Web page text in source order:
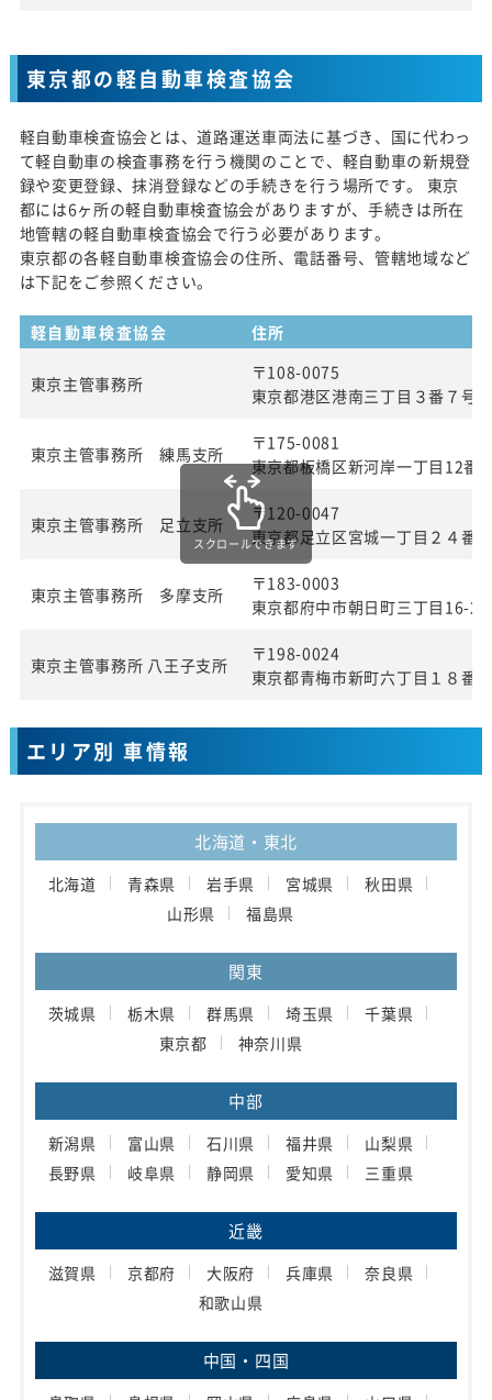
東京都の軽自動車検査協会
軽自動車検査協会とは、道路運送車両法に基づき、国に代わっ
て軽自動車の検査事務を行う機関のことで、軽自動車の新規登
録や変更登録、抹消登録などの手続きを行う場所です。 東京
都には6ヶ所の軽自動車検査協会がありますが、手続きは所在
地管轄の軽自動車検査協会で行う必要があります。
東京都の各軽自動車検査協会の住所、電話番号、管轄地域など
は下記をご参照ください。
軽自動車検査協会 住所
東京主管事務所
〒108-0075
東京都港区港南三丁目３番７号
東京主管事務所 練馬支所
〒175-0081
東京都板橋区新河岸一丁目12番
東京主管事務所 足立支所
〒120-0047
東京都足立区宮城一丁目２４番
東京主管事務所 多摩支所
〒183-0003
東京都府中市朝日町三丁目16-22
東京主管事務所 八王子支所
〒198-0024
東京都青梅市新町六丁目１８番
スクロールできます
エリア別 車情報
北海道・東北
北海道 青森県 岩手県 宮城県
秋田県
山形県
福島県
関東
茨城県 栃木県 群馬県 埼玉県
千葉県
東京都
神奈川県
中部
新潟県 富山県 石川県 福井県
山梨県
長野県
岐阜県 静岡県 愛知県 三重県
近畿
滋賀県 京都府 大阪府 兵庫県
奈良県
和歌山県
中国・四国